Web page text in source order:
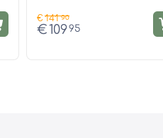
€141 90
€109 95